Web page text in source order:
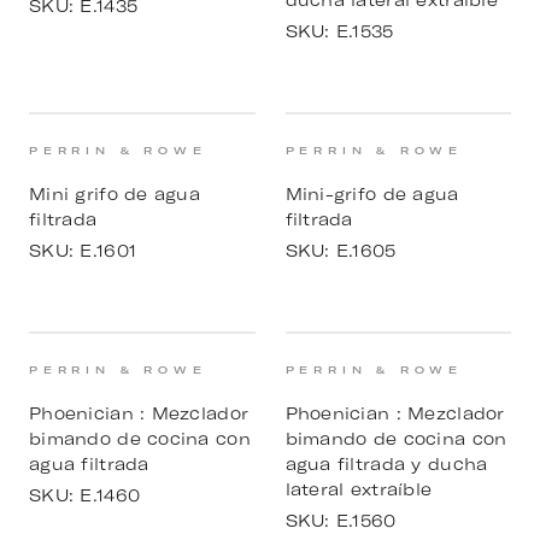
SKU: E.1435
SKU: E.1535
PERRIN & ROWE
Mini grifo de agua
filtrada
SKU: E.1601
PERRIN & ROWE
Mini-grifo de agua
filtrada
SKU: E.1605
PERRIN & ROWE
Phoenician : Mezclador
bimando de cocina con
agua filtrada
SKU: E.1460
PERRIN & ROWE
Phoenician : Mezclador
bimando de cocina con
agua filtrada y ducha
lateral extraíble
SKU: E.1560